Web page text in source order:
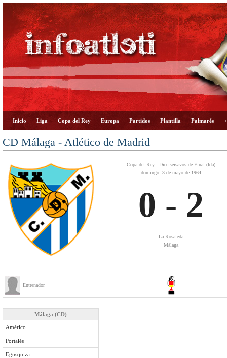
Inicio Liga Copa del Rey Europa Partidos Plantilla Palmarés
CD Málaga - Atlético de Madrid
Copa del Rey - Dieciseisavos de Final (Ida)
domingo, 3 de mayo de 1964
0 - 2
La Rosaleda
Málaga
Entrenador
Málaga (CD)
Américo
Portalés
Egusquiza